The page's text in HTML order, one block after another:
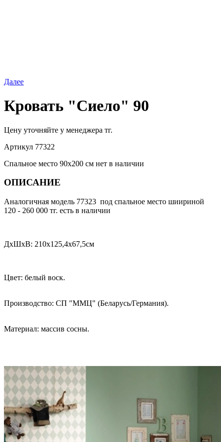
Далее
Кровать "Сиело" 90
Цену уточняйте у менеджера тг.
Артикул 77322
Спальное место 90х200 см нет в наличии
ОПИСАНИЕ
Аналогичная модель 77323 под спальное место шиириной
120 - 260 000 тг. есть в наличии
ДхШхВ: 210х125,4х67,5см
Цвет: белый воск.
Производство: СП "ММЦ" (Беларусь/Германия).
Материал: массив сосны.